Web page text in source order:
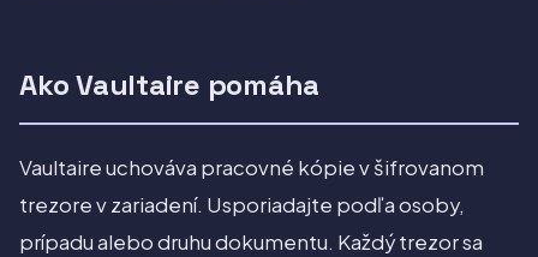
Ako Vaultaire pomáha
Vaultaire uchováva pracovné kópie v šifrovanom
trezore v zariadení. Usporiadajte podľa osoby,
prípadu alebo druhu dokumentu. Každý trezor sa